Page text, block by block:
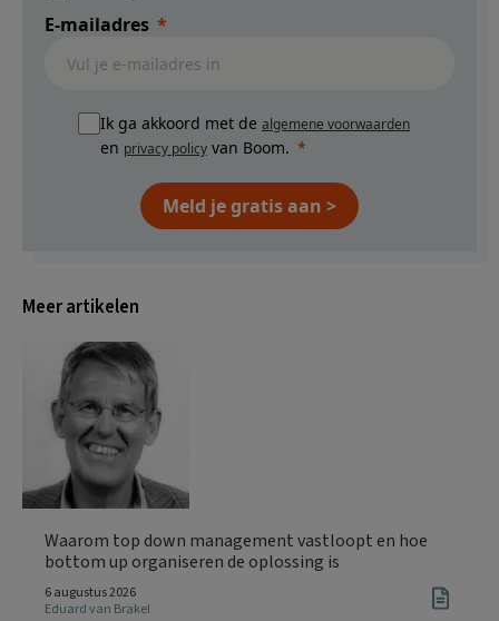
E-mailadres
Ik ga akkoord met de algemene voorwaarden
en privacy policy van Boom.
Meld je gratis aan >
Meer artikelen
Waarom top down management vastloopt en hoe
bottom up organiseren de oplossing is
6 augustus 2026
Eduard van Brakel